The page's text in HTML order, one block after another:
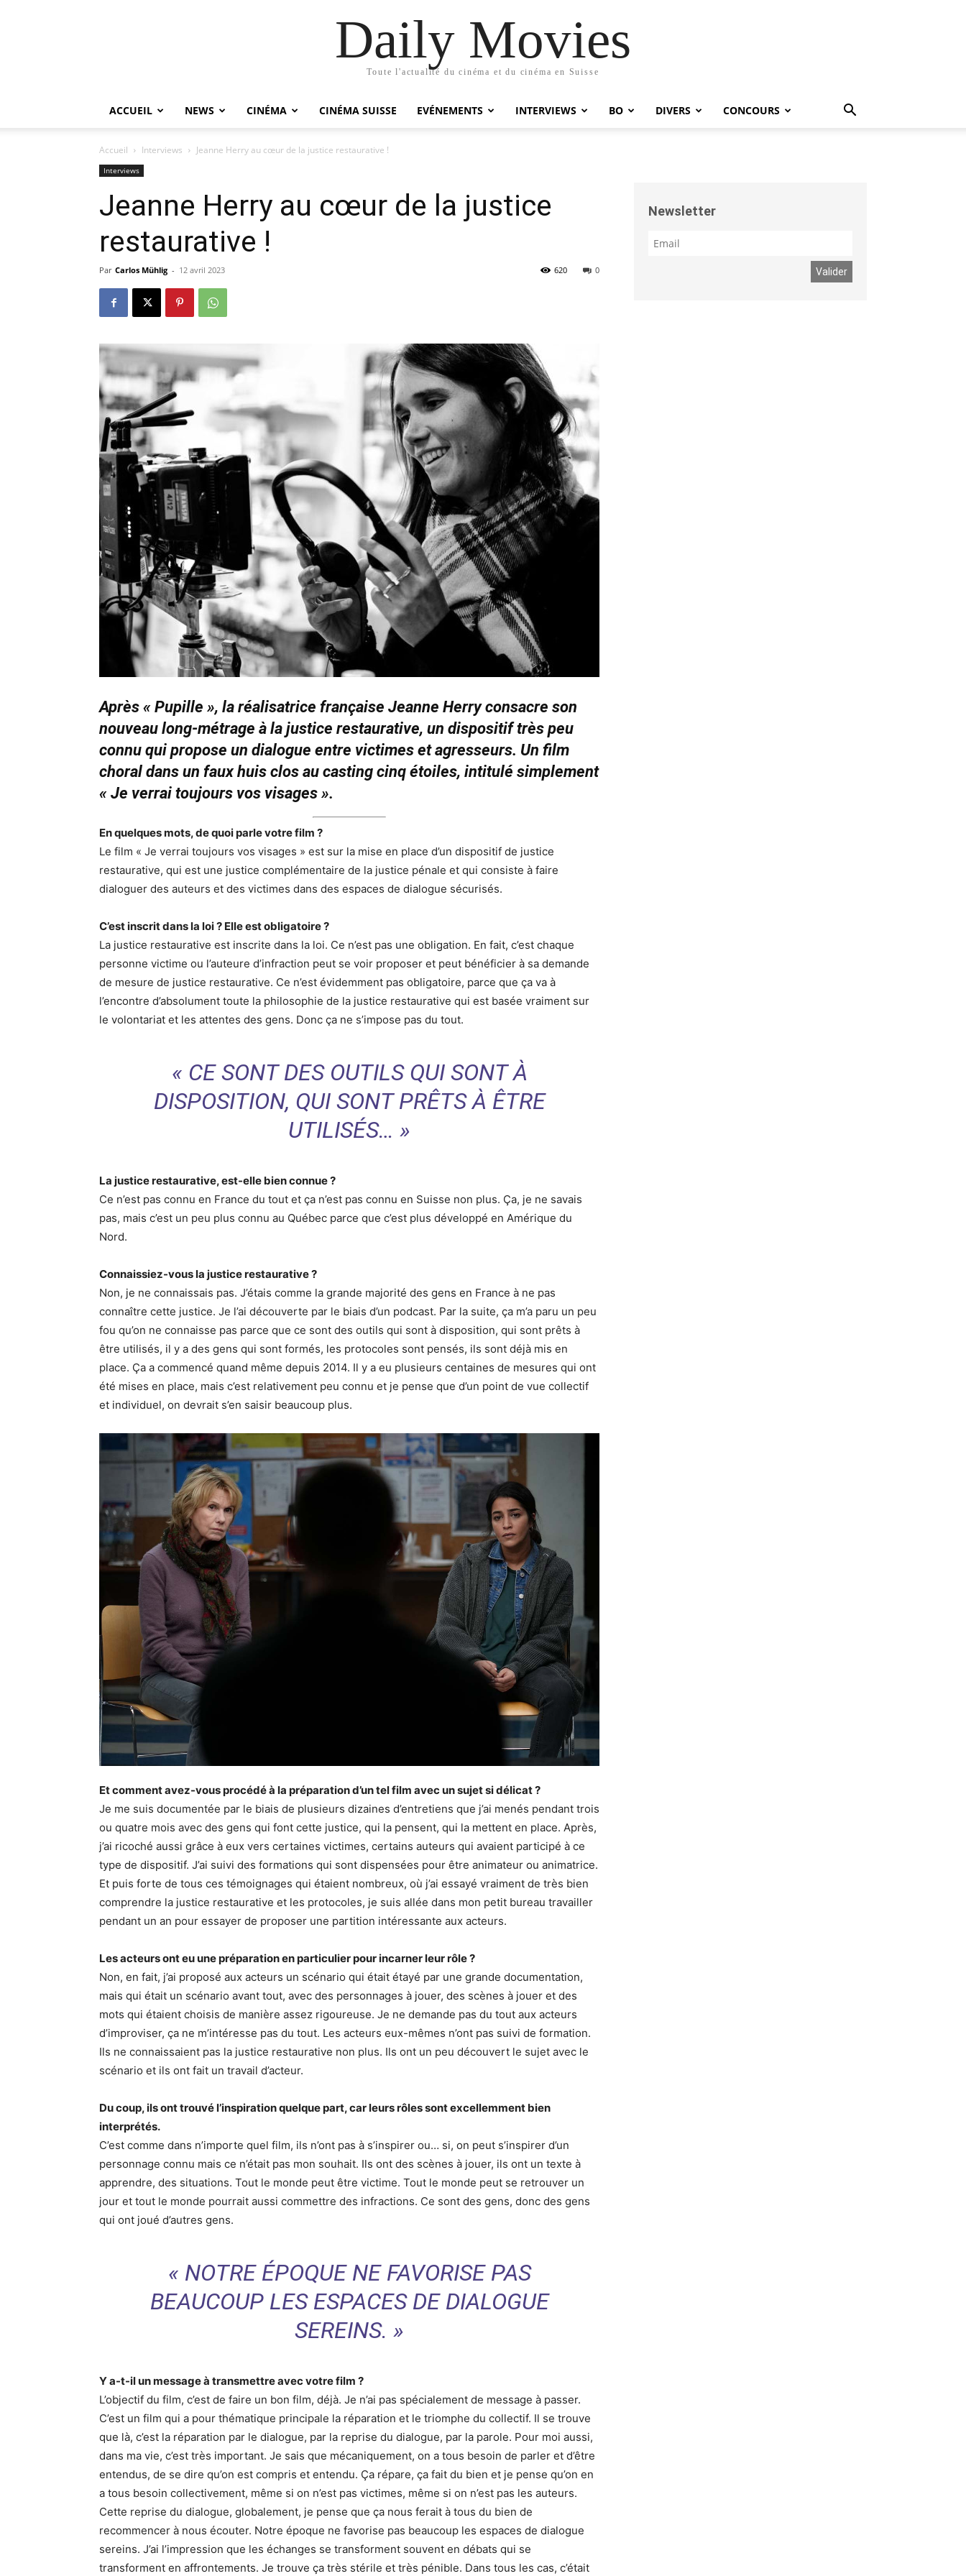
Daily Movies
Toute l'actualité du cinéma et du cinéma en Suisse
ACCUEIL NEWS CINÉMA CINÉMA SUISSE EVÉNEMENTS INTERVIEWS BO DIVERS CONCOURS
Accueil Interviews Jeanne Herry au cœur de la justice restaurative !
Interviews
Jeanne Herry au cœur de la justice
restaurative !
Par Carlos Mühlig - 12 avril 2023 0
620
Après « Pupille », la réalisatrice française Jeanne Herry consacre son
nouveau long-métrage à la justice restaurative, un dispositif très peu
connu qui propose un dialogue entre victimes et agresseurs. Un film
choral dans un faux huis clos au casting cinq étoiles, intitulé simplement
« Je verrai toujours vos visages ».
En quelques mots, de quoi parle votre film ?
Le film « Je verrai toujours vos visages » est sur la mise en place d’un dispositif de justice
restaurative, qui est une justice complémentaire de la justice pénale et qui consiste à faire
dialoguer des auteurs et des victimes dans des espaces de dialogue sécurisés.
C’est inscrit dans la loi ? Elle est obligatoire ?
La justice restaurative est inscrite dans la loi. Ce n’est pas une obligation. En fait, c’est chaque
personne victime ou l’auteure d’infraction peut se voir proposer et peut bénéficier à sa demande
de mesure de justice restaurative. Ce n’est évidemment pas obligatoire, parce que ça va à
l’encontre d’absolument toute la philosophie de la justice restaurative qui est basée vraiment sur
le volontariat et les attentes des gens. Donc ça ne s’impose pas du tout.
« CE SONT DES OUTILS QUI SONT À
DISPOSITION, QUI SONT PRÊTS À ÊTRE
UTILISÉS… »
La justice restaurative, est-elle bien connue ?
Ce n’est pas connu en France du tout et ça n’est pas connu en Suisse non plus. Ça, je ne savais
pas, mais c’est un peu plus connu au Québec parce que c’est plus développé en Amérique du
Nord.
Connaissiez-vous la justice restaurative ?
Non, je ne connaissais pas. J’étais comme la grande majorité des gens en France à ne pas
connaître cette justice. Je l’ai découverte par le biais d’un podcast. Par la suite, ça m’a paru un peu
fou qu’on ne connaisse pas parce que ce sont des outils qui sont à disposition, qui sont prêts à
être utilisés, il y a des gens qui sont formés, les protocoles sont pensés, ils sont déjà mis en
place. Ça a commencé quand même depuis 2014. Il y a eu plusieurs centaines de mesures qui ont
été mises en place, mais c’est relativement peu connu et je pense que d’un point de vue collectif
et individuel, on devrait s’en saisir beaucoup plus.
Et comment avez-vous procédé à la préparation d’un tel film avec un sujet si délicat ?
Je me suis documentée par le biais de plusieurs dizaines d’entretiens que j’ai menés pendant trois
ou quatre mois avec des gens qui font cette justice, qui la pensent, qui la mettent en place. Après,
j’ai ricoché aussi grâce à eux vers certaines victimes, certains auteurs qui avaient participé à ce
type de dispositif. J’ai suivi des formations qui sont dispensées pour être animateur ou animatrice.
Et puis forte de tous ces témoignages qui étaient nombreux, où j’ai essayé vraiment de très bien
comprendre la justice restaurative et les protocoles, je suis allée dans mon petit bureau travailler
pendant un an pour essayer de proposer une partition intéressante aux acteurs.
Les acteurs ont eu une préparation en particulier pour incarner leur rôle ?
Non, en fait, j’ai proposé aux acteurs un scénario qui était étayé par une grande documentation,
mais qui était un scénario avant tout, avec des personnages à jouer, des scènes à jouer et des
mots qui étaient choisis de manière assez rigoureuse. Je ne demande pas du tout aux acteurs
d’improviser, ça ne m’intéresse pas du tout. Les acteurs eux-mêmes n’ont pas suivi de formation.
Ils ne connaissaient pas la justice restaurative non plus. Ils ont un peu découvert le sujet avec le
scénario et ils ont fait un travail d’acteur.
Du coup, ils ont trouvé l’inspiration quelque part, car leurs rôles sont excellemment bien
interprétés.
C’est comme dans n’importe quel film, ils n’ont pas à s’inspirer ou… si, on peut s’inspirer d’un
personnage connu mais ce n’était pas mon souhait. Ils ont des scènes à jouer, ils ont un texte à
apprendre, des situations. Tout le monde peut être victime. Tout le monde peut se retrouver un
jour et tout le monde pourrait aussi commettre des infractions. Ce sont des gens, donc des gens
qui ont joué d’autres gens.
« NOTRE ÉPOQUE NE FAVORISE PAS
BEAUCOUP LES ESPACES DE DIALOGUE
SEREINS. »
Y a-t-il un message à transmettre avec votre film ?
L’objectif du film, c’est de faire un bon film, déjà. Je n’ai pas spécialement de message à passer.
C’est un film qui a pour thématique principale la réparation et le triomphe du collectif. Il se trouve
que là, c’est la réparation par le dialogue, par la reprise du dialogue, par la parole. Pour moi aussi,
dans ma vie, c’est très important. Je sais que mécaniquement, on a tous besoin de parler et d’être
entendus, de se dire qu’on est compris et entendu. Ça répare, ça fait du bien et je pense qu’on en
a tous besoin collectivement, même si on n’est pas victimes, même si on n’est pas les auteurs.
Cette reprise du dialogue, globalement, je pense que ça nous ferait à tous du bien de
recommencer à nous écouter. Notre époque ne favorise pas beaucoup les espaces de dialogue
sereins. J’ai l’impression que les échanges se transforment souvent en débats qui se
transforment en affrontements. Je trouve ça très stérile et très pénible. Dans tous les cas, c’était
Newsletter